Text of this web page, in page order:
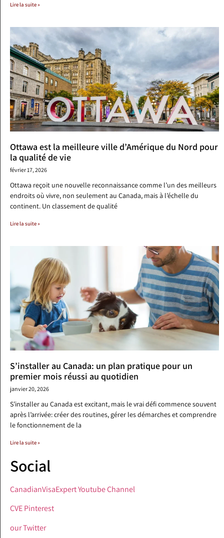
Lire la suite »
Ottawa est la meilleure ville d’Amérique du Nord pour
la qualité de vie
février 17, 2026
Ottawa reçoit une nouvelle reconnaissance comme l’un des meilleurs
endroits où vivre, non seulement au Canada, mais à l’échelle du
continent. Un classement de qualité
Lire la suite »
S’installer au Canada: un plan pratique pour un
premier mois réussi au quotidien
janvier 20, 2026
S’installer au Canada est excitant, mais le vrai défi commence souvent
après l’arrivée: créer des routines, gérer les démarches et comprendre
le fonctionnement de la
Lire la suite »
Social
CanadianVisaExpert Youtube Channel
CVE Pinterest
our Twitter